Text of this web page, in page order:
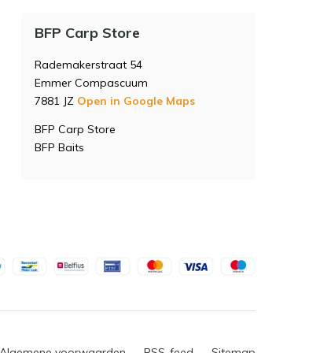
BFP Carp Store
Rademakerstraat 54
Emmer Compascuum
7881 JZ Open in Google Maps
BFP Carp Store
BFP Baits